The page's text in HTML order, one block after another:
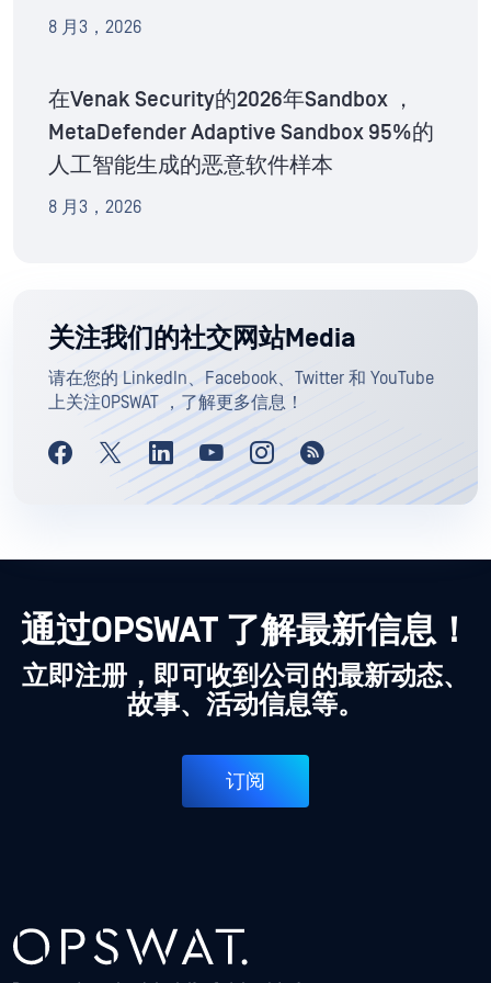
8 月3，2026
在Venak Security的2026年Sandbox ，
MetaDefender Adaptive Sandbox 95%的
人工智能生成的恶意软件样本
8 月3，2026
关注我们的社交网站Media
请在您的 LinkedIn、Facebook、Twitter 和 YouTube
上关注OPSWAT ，了解更多信息！
通过OPSWAT 了解最新信息！
立即注册，即可收到公司的最新动态、
故事、活动信息等。
订阅